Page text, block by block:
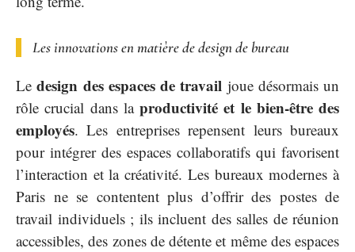
Les innovations en matière de design de bureau
Ledesign des espaces de travail joue désormais un
rôle crucial dans la productivité et le bien-être des
employés. Les entreprises repensent leurs bureaux
pour intégrer des espaces collaboratifs qui favorisent
l’interaction et la créativité. Les bureaux modernes à
Paris ne se contentent plus d’offrir des postes de
travail individuels ; ils incluent des salles de réunion
accessibles, des zones de détente et même des espaces